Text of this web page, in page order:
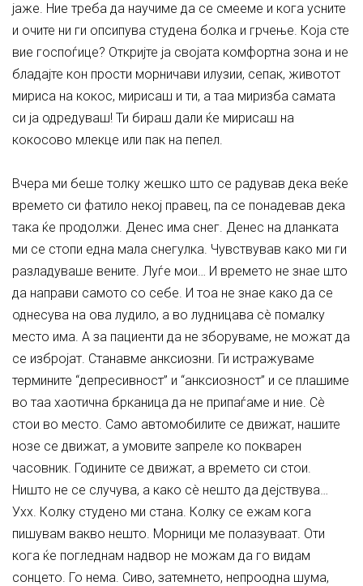
јаже. Ние треба да научиме да се смееме и кога усните
и очите ни ги опсипува студена болка и грчење. Која сте
вие госпоѓице? Откријте ја својата комфортна зона и не
бладајте кон прости морничави илузии, сепак, животот
мириса на кокос, мирисаш и ти, а таа миризба самата
си ја одредуваш! Ти бираш дали ќе мирисаш на
кокосово млекце или пак на пепел.
Вчера ми беше толку жешко што се радував дека веќе
времето си фатило некој правец, па се понадевав дека
така ќе продолжи. Денес има снег. Денес на дланката
ми се стопи една мала снегулка. Чувствував како ми ги
разладуваше вените. Луѓе мои… И времето не знае што
да направи самото со себе. И тоа не знае како да се
однесува на ова лудило, а во лудницава сè помалку
место има. А за пациенти да не зборуваме, не можат да
се избројат. Станавме анксиозни. Ги истражуваме
термините “депресивност” и “анксиозност” и се плашиме
во таа хаотична брканица да не припаѓаме и ние. Сè
стои во место. Само автомобилите се движат, нашите
нозе се движат, а умовите запреле ко покварен
часовник. Годините се движат, а времето си стои.
Ништо не се случува, а како сè нешто да дејствува…
Ухх. Колку студено ми стана. Колку се ежам кога
пишувам вакво нешто. Морници ме полазуваат. Оти
кога ќе погледнам надвор не можам да го видам
сонцето. Го нема. Сиво, затемнето, непроодна шума,